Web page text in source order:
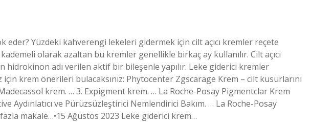
eder? Yüzdeki kahverengi lekeleri gidermek için cilt açıcı kremler reçete
olarak azaltan bu kremler genellikle birkaç ay kullanılır. Cilt açıcı
adı verilen aktif bir bileşenle yapılır. Leke giderici kremler
krem ​​önerileri bulacaksınız: Phytocenter Zgscarage Krem – cilt kusurlarını
krem. … 3. Expigment krem. … La Roche-Posay Pigmentclar Krem
Aydınlatıcı ve Pürüzsüzleştirici Nemlendirici Bakım. … La Roche-Posay
makale…•15 Ağustos 2023 Leke giderici krem…